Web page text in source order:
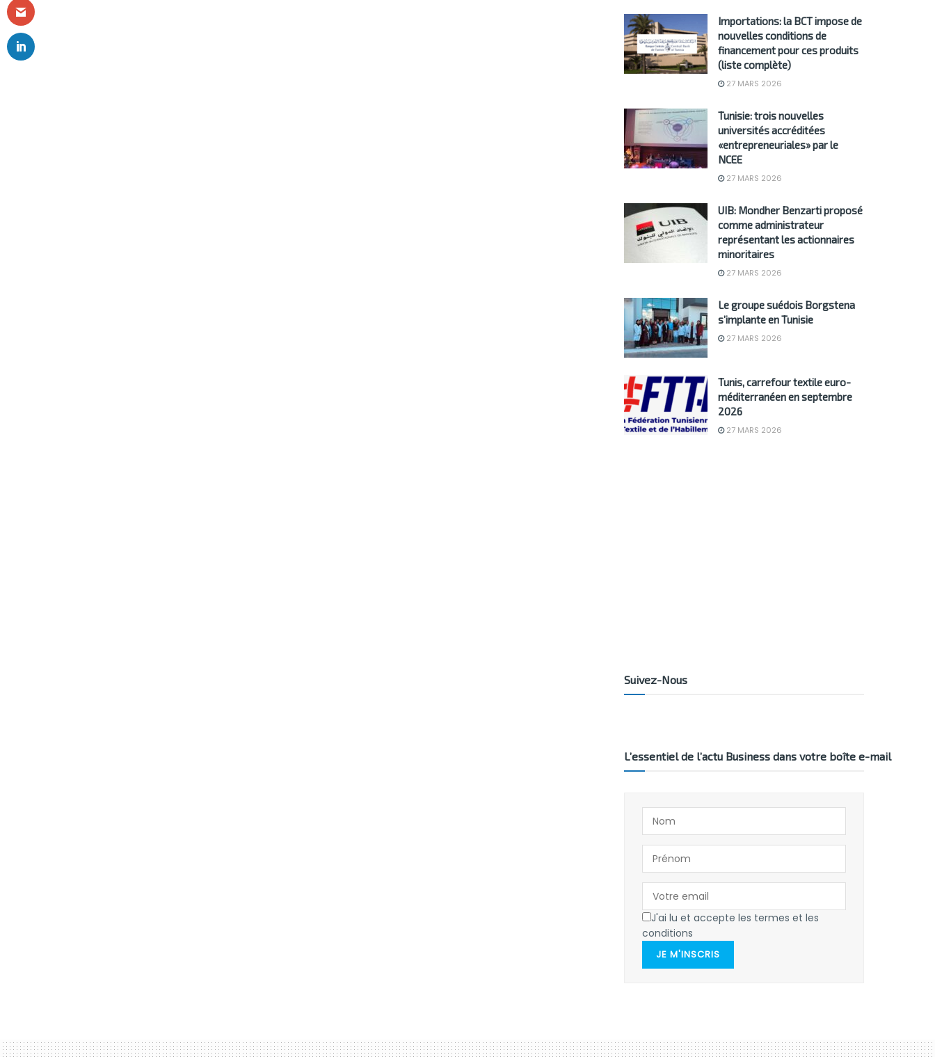
Importations: la BCT impose de
nouvelles conditions de
financement pour ces produits
(liste complète)
27 MARS 2026
Tunisie: trois nouvelles
universités accréditées
«entrepreneuriales» par le
NCEE
27 MARS 2026
UIB: Mondher Benzarti proposé
comme administrateur
représentant les actionnaires
minoritaires
27 MARS 2026
Le groupe suédois Borgstena
s’implante en Tunisie
27 MARS 2026
Tunis, carrefour textile euro-
méditerranéen en septembre
2026
27 MARS 2026
Suivez-Nous
L’essentiel de l’actu Business dans votre boîte e-mail
J'ai lu et accepte les termes et les
conditions
JE M'INSCRIS